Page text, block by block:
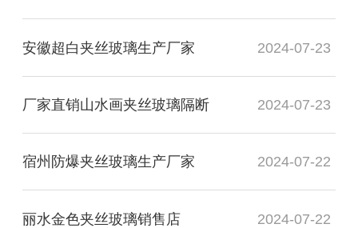
安徽超白夹丝玻璃生产厂家 2024-07-23
厂家直销山水画夹丝玻璃隔断 2024-07-23
宿州防爆夹丝玻璃生产厂家 2024-07-22
丽水金色夹丝玻璃销售店 2024-07-22